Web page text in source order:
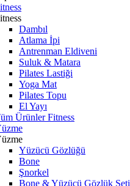
Dambıl
Atlama İpi
Antrenman Eldiveni
Suluk & Matara
Pilates Lastiği
Yoga Mat
Pilates Topu
El Yayı
Ürünler Fitness
Yüzücü Gözlüğü
Bone
Şnorkel
Bone & Yüzücü Gözlük Seti